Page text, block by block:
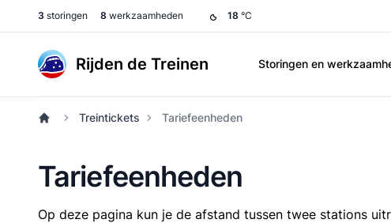
3 storingen 8 werkzaamheden 18 °C
Rijden de Treinen Storingen en
Treintickets Tariefeenheden
Tariefeenheden
Op deze pagina kun je de afstand tussen twee stations